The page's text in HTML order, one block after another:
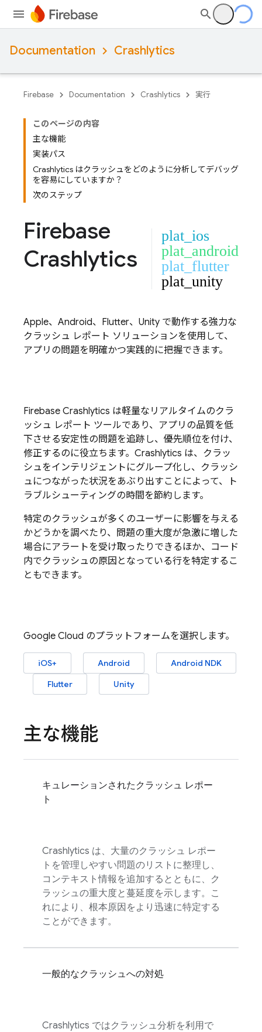
Documentation Crashlytics
Firebase Documentation Crashlytics 実行
このページの内容
主な機能
実装パス
Crashlytics はクラッシュをどのように分析してデバッグ
を容易にしていますか？
次のステップ
Firebase
Crashlytics
plat_ios
plat_android
plat_flutter
plat_unity
Apple、Android、Flutter、Unity で動作する強力な
クラッシュ レポート ソリューションを使用して、
アプリの問題を明確かつ実践的に把握できます。
Firebase Crashlytics は軽量なリアルタイムのクラ
ッシュ レポート ツールであり、アプリの品質を低
下させる安定性の問題を追跡し、優先順位を付け、
修正するのに役立ちます。 Crashlytics は、クラッ
シュをインテリジェントにグループ化し、クラッシ
ュにつながった状況をあぶり出すことによって、ト
ラブルシューティングの時間を節約します。
特定のクラッシュが多くのユーザーに影響を与える
かどうかを調べたり、問題の重大度が急激に増した
場合にアラートを受け取ったりできるほか、コード
内でクラッシュの原因となっている行を特定するこ
ともできます。
Google Cloud のプラットフォームを選択します。
iOS+ Android
Android NDK
Flutter
Unity
主な機能
キュレーションされたクラッシュ レポー
ト
Crashlytics は、大量のクラッシュ レポー
トを管理しやすい問題のリストに整理し、
コンテキスト情報を追加するとともに、ク
ラッシュの重大度と蔓延度を示します。こ
れにより、根本原因をより迅速に特定する
ことができます。
一般的なクラッシュへの対処
Crashlytics ではクラッシュ分析を利用で